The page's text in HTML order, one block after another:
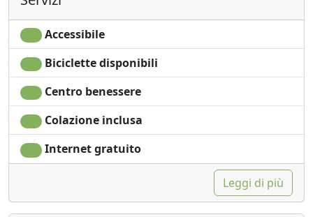
Accessibile
Biciclette disponibili
Centro benessere
Colazione inclusa
Internet gratuito
Leggi di più